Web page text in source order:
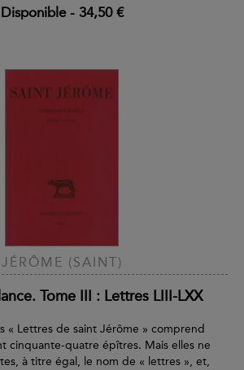
Disponible- 34,50 €
JÉRÔME (SAINT)
Tome III : Lettres LIII-LXX
« Lettres de saint Jérôme » comprend
cinquante-quatre épîtres. Mais elles ne
à titre égal, le nom de « lettres », et,